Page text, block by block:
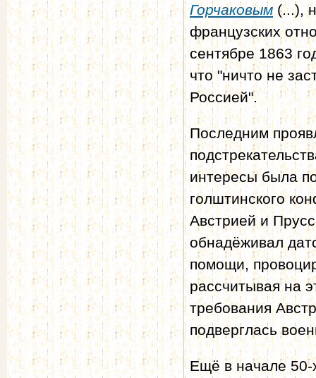
Горчаковым(...),
французских
сентябре 1863
что "ничто не
Россией".
Последним
интересы была
голштинского
Австрией и
обнадёживал
помощи,
рассчитывая на
требования
подверглась
Ещё в начале 50-